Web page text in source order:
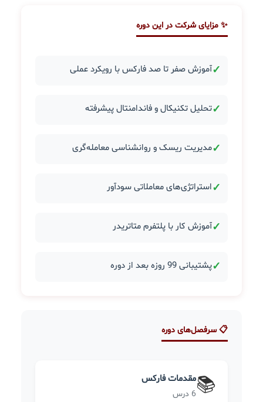
✨ مزایای شرکت در این دوره
✓آموزش صفر تا صد فارکس با رویکرد عملی
✓تحلیل تکنیکال و فاندامنتال پیشرفته
✓مدیریت ریسک و روانشناسی معامله‌گری
✓استراتژی‌های معاملاتی سودآور
✓آموزش کار با پلتفرم متاتریدر
✓پشتیبانی 99 روزه بعد از دوره
📋 سرفصل‌های دوره
📚مقدمات فارکس
6 درس